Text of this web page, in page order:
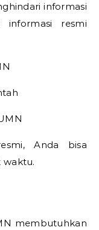
informasi
informasi resmi
Anda bisa
waktu.
membutuhkan